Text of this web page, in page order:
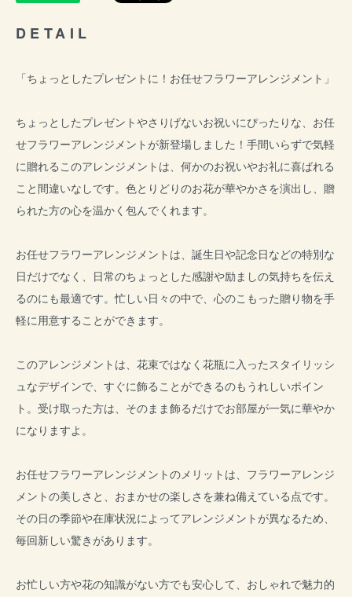
DETAIL
「ちょっとしたプレゼントに！お任せフラワーアレンジメント」
ちょっとしたプレゼントやさりげないお祝いにぴったりな、お任
せフラワーアレンジメントが新登場しました！手間いらずで気軽
に贈れるこのアレンジメントは、何かのお祝いやお礼に喜ばれる
こと間違いなしです。色とりどりのお花が華やかさを演出し、贈
られた方の心を温かく包んでくれます。
お任せフラワーアレンジメントは、誕生日や記念日などの特別な
日だけでなく、日常のちょっとした感謝や励ましの気持ちを伝え
るのにも最適です。忙しい日々の中で、心のこもった贈り物を手
軽に用意することができます。
このアレンジメントは、花束ではなく花瓶に入ったスタイリッシ
ュなデザインで、すぐに飾ることができるのもうれしいポイン
ト。受け取った方は、そのまま飾るだけでお部屋が一気に華やか
になりますよ。
お任せフラワーアレンジメントのメリットは、フラワーアレンジ
メントの美しさと、おまかせの楽しさを兼ね備えている点です。
その日の季節や在庫状況によってアレンジメントが異なるため、
毎回新しい驚きがあります。
お忙しい方や花の知識がない方でも安心して、おしゃれで魅力的